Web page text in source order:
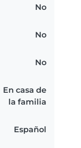
No
No
No
En casa de
la familia
Español